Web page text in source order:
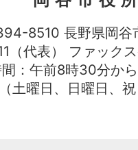
8510 長野県岡谷
（代表） ファッ
：午前8時30分か
土曜日、日曜日、